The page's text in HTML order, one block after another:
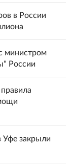
в России
министром
России
Уфе закрыли